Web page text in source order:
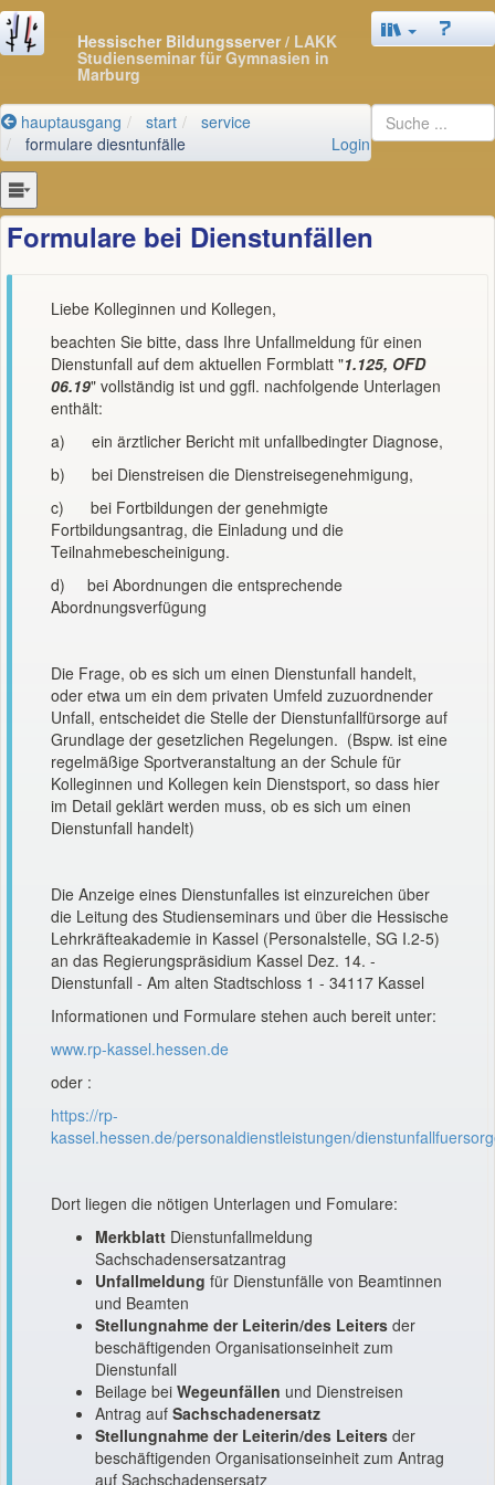
Hessischer Bildungsserver/ LAKK
Studienseminar für Gymnasien in
Marburg
hauptausgang start
service
formulare diesntunfälle
Login
Formulare bei Dienstunfällen
Liebe Kolleginnen und Kollegen,
beachten Sie bitte, dass Ihre Unfallmeldung für einen
Dienstunfall auf dem aktuellen Formblatt "1.125, OFD
06.19" vollständig ist und ggfl. nachfolgende Unterlagen
enthält:
a) ein ärztlicher Bericht mit unfallbedingter Diagnose,
b) bei Dienstreisen die Dienstreisegenehmigung,
c) bei Fortbildungen der genehmigte
Fortbildungsantrag, die Einladung und die
Teilnahmebescheinigung.
d) bei Abordnungen die entsprechende
Abordnungsverfügung
Die Frage, ob es sich um einen Dienstunfall handelt,
oder etwa um ein dem privaten Umfeld zuzuordnender
Unfall, entscheidet die Stelle der Dienstunfallfürsorge auf
Grundlage der gesetzlichen Regelungen. (Bspw. ist eine
regelmäßige Sportveranstaltung an der Schule für
Kolleginnen und Kollegen kein Dienstsport, so dass hier
im Detail geklärt werden muss, ob es sich um einen
Dienstunfall handelt)
Die Anzeige eines Dienstunfalles ist einzureichen über
die Leitung des Studienseminars und über die Hessische
Lehrkräfteakademie in Kassel (Personalstelle, SG I.2-5)
an das Regierungspräsidium Kassel Dez. 14. -
Dienstunfall - Am alten Stadtschloss 1 - 34117 Kassel
Informationen und Formulare stehen auch bereit unter:
www.rp-kassel.hessen.de
oder :
https://rp-
kassel.hessen.de/personaldienstleistungen/
Dort liegen die nötigen Unterlagen und Fomulare:
Merkblatt Dienstunfallmeldung
Sachschadensersatzantrag
Unfallmeldung für Dienstunfälle von Beamtinnen
und Beamten
Stellungnahme der Leiterin/des Leiters der
beschäftigenden Organisationseinheit zum
Dienstunfall
Beilage bei Wegeunfällen und Dienstreisen
Antrag auf Sachschadenersatz
Stellungnahme der Leiterin/des Leiters der
beschäftigenden Organisationseinheit zum Antrag
auf Sachschadensersatz